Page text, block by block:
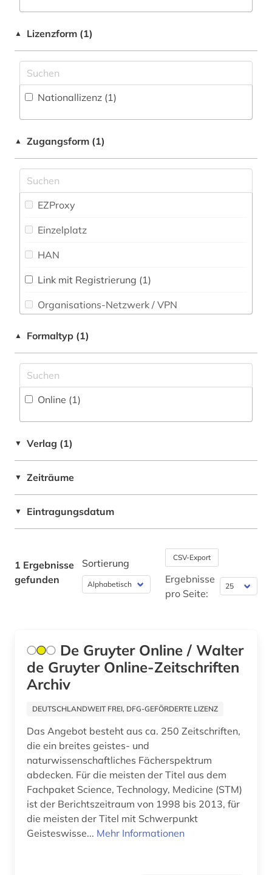
Geschichte (1)
Mittellateinische und Neugriechische Philologie.
Mathematik (1)
Medien- und Kommunikationswissenschaften,
Medizin (1)
Pädagogik (1)
Philosophie (1)
Politologie (1)
Romanistik (1)
Technik (1)
Theologie und Religionswissenschaften (1)
Werkstoffwissenschaften und
Fertigungstechnik (1)
Museumswesen (1)
▲ Lizenzform (1)
Nationallizenz (1)
▲ Zugangsform (1)
EZProxy
Einzelplatz
HAN
Link mit Registrierung (1)
Organisations-Netzwerk / VPN
Shibboleth
Zugriff vor Ort
▲ Formaltyp (1)
Online (1)
▼ Verlag (1)
▼ Zeiträume
▼ Eintragungsdatum
1 Ergebnisse
gefunden
Sortierung CSV-Export
Ergebnisse
pro Seite:
De Gruyter Online / Walter
de Gruyter Online-Zeitschriften
Archiv
DEUTSCHLANDWEIT FREI, DFG-GEFÖRDERTE LIZENZ
Das Angebot besteht aus ca. 250 Zeitschriften,
die ein breites geistes- und
naturwissenschaftliches Fächerspektrum
abdecken. Für die meisten der Titel aus dem
Fachpaket Science, Technology, Medicine (STM)
ist der Berichtszeitraum von 1998 bis 2013, für
die meisten der Titel mit Schwerpunkt
Geisteswisse... Mehr Informationen